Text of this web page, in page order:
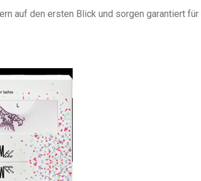
auf den ersten Blick und sorgen garantiert für